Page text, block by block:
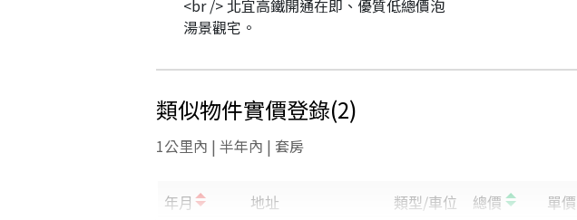
<br /> 北宜高鐵開通在即、優質低總價泡
湯景觀宅。
類似物件實價登錄(2)
1公里內 | 半年內 | 套房